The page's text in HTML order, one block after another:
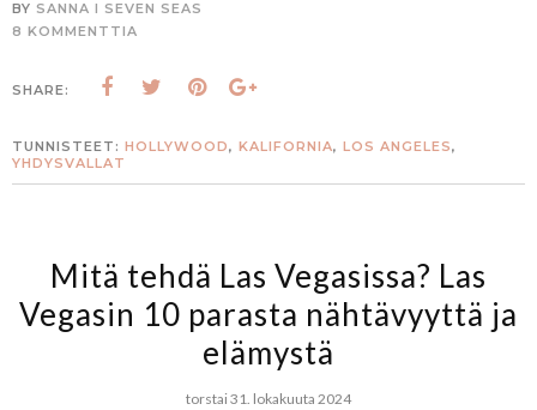
BY SANNA I SEVEN SEAS
8 KOMMENTTIA
SHARE:
TUNNISTEET: HOLLYWOOD, KALIFORNIA, LOS ANGELES,
YHDYSVALLAT
Mitä tehdä Las Vegasissa? Las
Vegasin 10 parasta nähtävyyttä ja
elämystä
torstai 31. lokakuuta 2024